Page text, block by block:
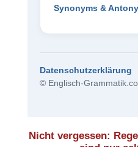
Synonyms &
Datenschutzerklärung
© Englisch-
Nicht vergessen: